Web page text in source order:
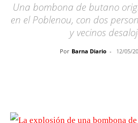
Una bombona de butano
en el Poblenou, con dos
y vecinos
Por Barna Diario - 12/05/